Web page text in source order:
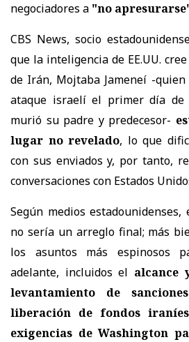
negociadores a "no
CBS News, socio
que la inteligencia de EE.UU.
de Irán, Mojtaba Jameneí -
ataque israelí el primer día
murió su padre y predecesor-
lugar no revelado, lo que
con sus enviados y, por tanto,
conversaciones con Estados
Según medios
no sería un arreglo final; más
los asuntos más espinosos
adelante, incluidos el alcance
levantamiento de
liberación de fondos
exigencias de Washington